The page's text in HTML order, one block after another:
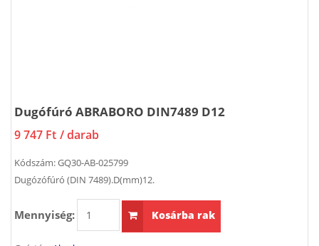
Dugófúró ABRABORO DIN7489 D12
9 747 Ft / darab
Kódszám:GQ30-AB-025799
Dugózófúró (DIN 7489).D(mm)12.
Mennyiség: Kosárba rak